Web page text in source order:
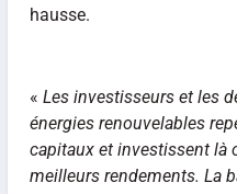
hausse.
« Les investisseurs et les
énergies renouvelables
capitaux et investissent là
meilleurs rendements. La